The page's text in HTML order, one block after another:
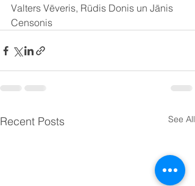
Valters Vēveris, Rūdis Donis un Jānis
Censonis
Recent Posts See All